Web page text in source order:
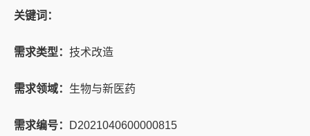
关键词：
需求类型： 技术改造
需求领域： 生物与新医药
需求编号： D2021040600000815